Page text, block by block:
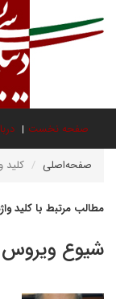
صفحه نخست
صفحه‌اصلی کلید
مطالب مرتبط با کلید
شیوع ویروس